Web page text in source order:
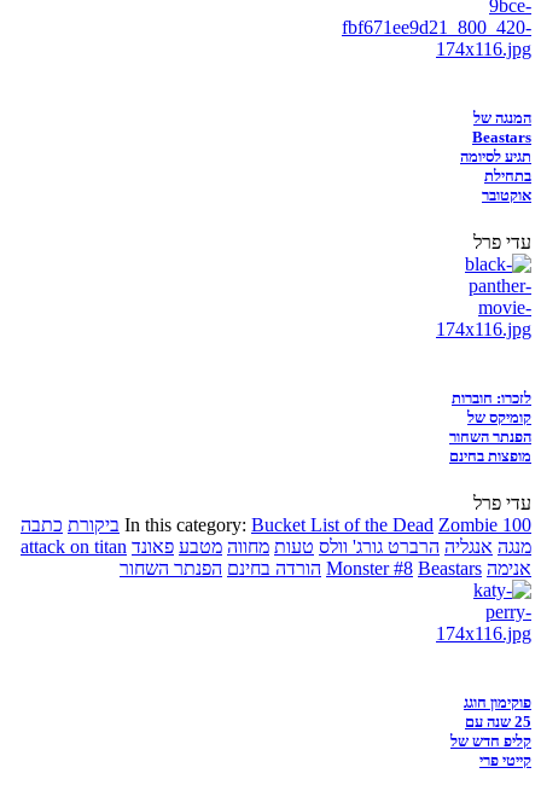
המנגה של
Beastars
תגיע לסיומה
בתחילת
אוקטובר
עדי פרל
לזכרו: חוברות
קומיקס של
הפנתר השחור
מופצות בחינם
עדי פרל
In this category: Bucket List of the Dead Zombie 100 ביקורת כתבה
מנגה אנגליה הרברט גורג' וולס טעות מחווה מטבע פאונד attack on titan
אנימה
Monster #8 Beastars הורדה בחינם הפנתר השחור
פוקימון חוגג
25 שנה עם
קליפ חדש של
קייטי פרי